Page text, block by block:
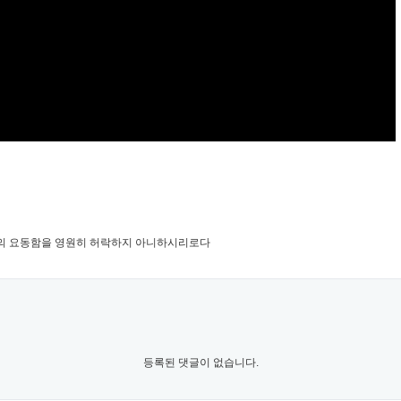
요동함을 영원히 허락하지 아니하시리로다
등록된 댓글이 없습니다.